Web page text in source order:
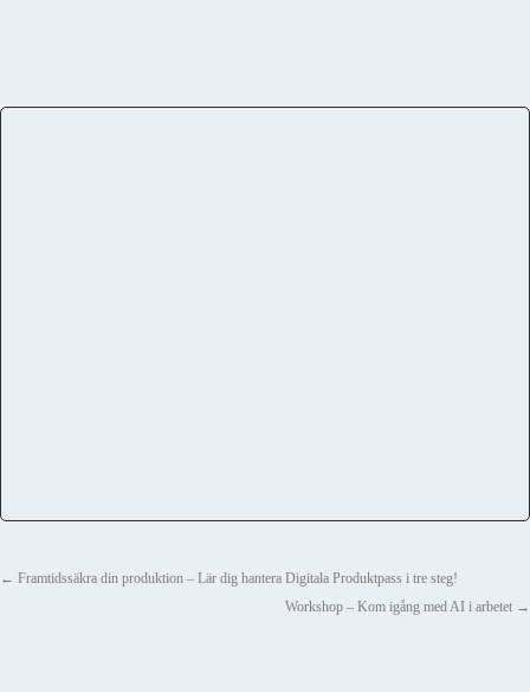
← Framtidssäkra din produktion – Lär dig hantera Digitala Produktpass i tre steg!
Workshop – Kom igång med AI i arbetet →